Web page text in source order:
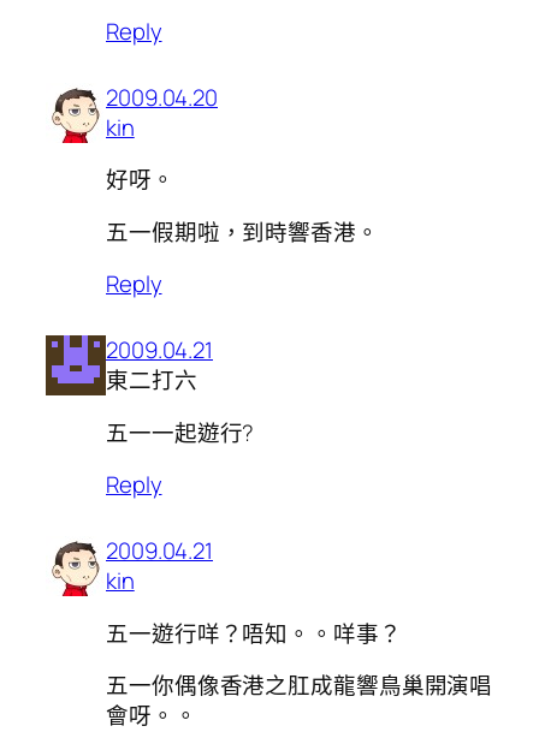
Reply
2009.04.20
kin
好呀。
五一假期啦，到時響香港。
Reply
2009.04.21
東二打六
五一一起遊行?
Reply
2009.04.21
kin
五一遊行咩？唔知。。咩事？
五一你偶像香港之肛成龍響鳥巢開演唱
會呀。。